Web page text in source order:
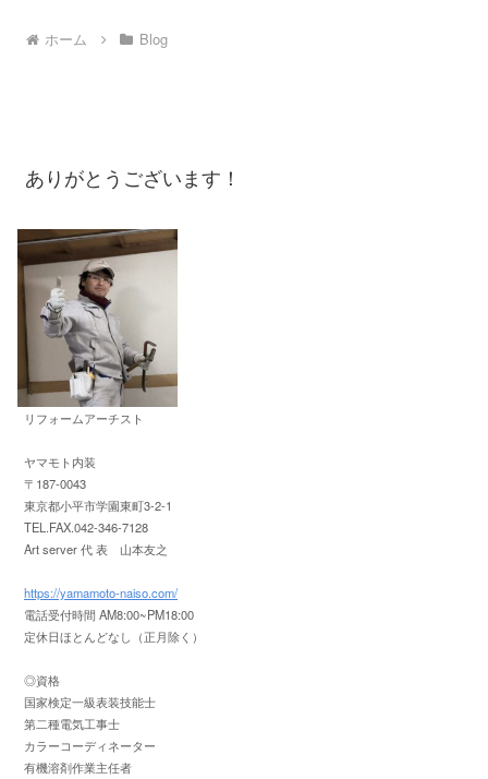
ホーム Blog
ありがとうございます！
リフォームアーチスト
ヤマモト内装
〒187-0043
東京都小平市学園東町3-2-1
TEL.FAX.042-346-7128
Art server 代 表 山本友之
https://yamamoto-naiso.com/
電話受付時間 AM8:00~PM18:00
定休日ほとんどなし（正月除く）
◎資格
国家検定一級表装技能士
第二種電気工事士
カラーコーディネーター
有機溶剤作業主任者